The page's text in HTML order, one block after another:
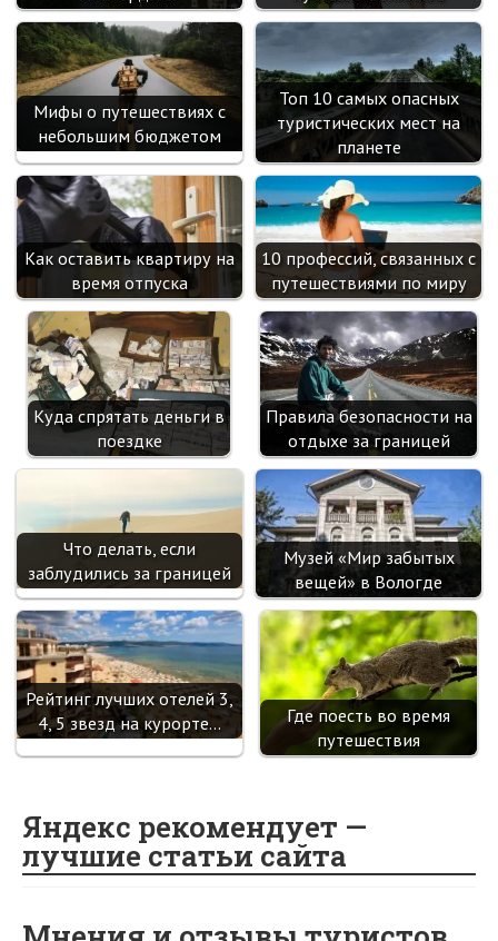
Мифы о путешествиях с
небольшим бюджетом
Топ 10 самых опасных
туристических мест на
планете
Как оставить квартиру на
время отпуска
10 профессий, связанных с
путешествиями по миру
Куда спрятать деньги в
поездке
Правила безопасности на
отдыхе за границей
Что делать, если
заблудились за границей
Музей «Мир забытых
вещей» в Вологде
Рейтинг лучших отелей 3,
4, 5 звезд на курорте…
Где поесть во время
путешествия
Яндекс рекомендует —
лучшие статьи сайта